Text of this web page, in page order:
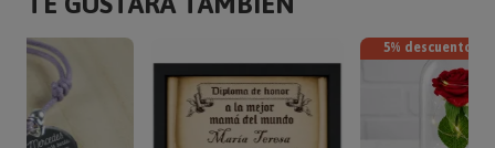
TE GUSTARÁ TAMBIÉN
5% descuento